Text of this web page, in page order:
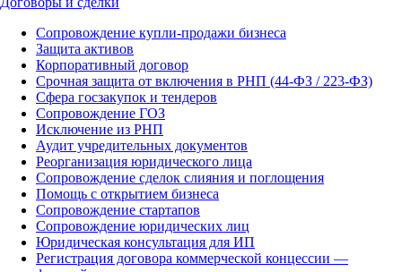
Сопровождение купли-продажи бизнеса
Защита активов
Корпоративный договор
Срочная защита от включения в РНП (44-ФЗ / 223-ФЗ)
Сфера госзакупок и тендеров
Сопровождение ГОЗ
Исключение из РНП
Аудит учредительных документов
Реорганизация юридического лица
Сопровождение сделок слияния и поглощения
Помощь с открытием бизнеса
Сопровождение стартапов
Сопровождение юридических лиц
Юридическая консультация для ИП
Регистрация договора коммерческой концессии —